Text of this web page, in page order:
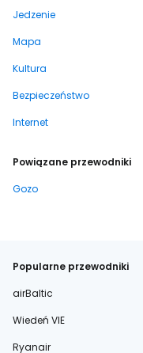
Jedzenie
Mapa
Kultura
Bezpieczeństwo
Internet
Powiązane przewodniki
Gozo
Popularne przewodniki
airBaltic
Wiedeń VIE
Ryanair